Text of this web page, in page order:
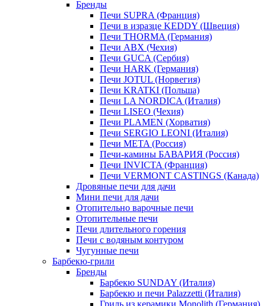
Бренды
Печи SUPRA (Франция)
Печи в изразце KEDDY (Швеция)
Печи THORMA (Германия)
Печи ABX (Чехия)
Печи GUCA (Сербия)
Печи HARK (Германия)
Печи JOTUL (Норвегия)
Печи KRATKI (Польша)
Печи LA NORDICA (Италия)
Печи LISEO (Чехия)
Печи PLAMEN (Хорватия)
Печи SERGIO LEONI (Италия)
Печи META (Россия)
Печи-камины БАВАРИЯ (Россия)
Печи INVICTA (Франция)
Печи VERMONT CASTINGS (Канада)
Дровяные печи для дачи
Мини печи для дачи
Отопительно варочные печи
Отопительные печи
Печи длительного горения
Печи с водяным контуром
Чугунные печи
Барбекю-грили
Бренды
Барбекю SUNDAY (Италия)
Барбекю и печи Palazzetti (Италия)
Гриль из керамики Monolith (Германия)